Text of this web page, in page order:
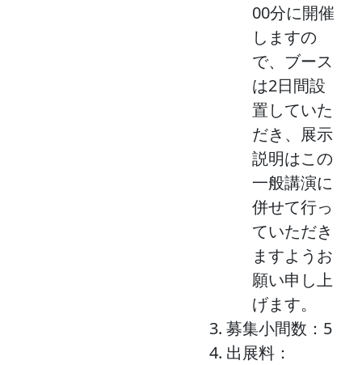
00分に開催
しますの
で、ブース
は2日間設
置していた
だき、展示
説明はこの
一般講演に
併せて行っ
ていただき
ますようお
願い申し上
げます。
募集小間数：5
出展料：